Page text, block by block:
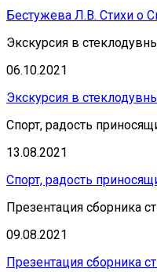
Бестужева Л.В. Стихи о
Экскурсия в
06.10.2021
Экскурсия в
Спорт, радость
13.08.2021
Спорт, радость
Презентация сборника
09.08.2021
Презентация сборника